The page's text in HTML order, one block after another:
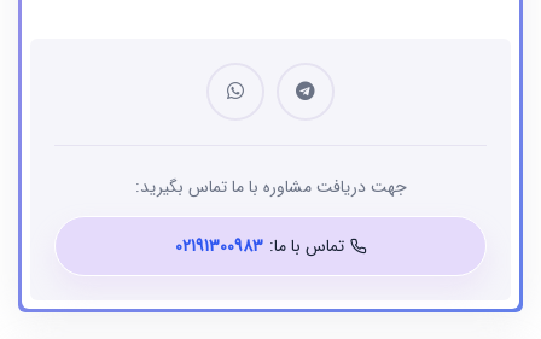
جهت دریافت مشاوره با ما تماس بگیرید:
تماس با ما: 02191300983